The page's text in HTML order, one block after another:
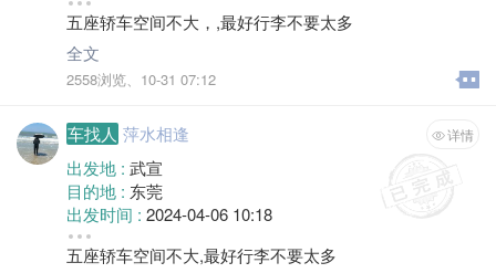
空位 :3
五座轿车空间不大，,最好行李不要太多
全文
2558浏览、 10-31 07:12
车找人 萍水相逢 详情
出发地 : 武宣
目的地 : 东莞
出发时间 : 2024-04-06 10:18
途径 :
空位 :3
五座轿车空间不大,最好行李不要太多